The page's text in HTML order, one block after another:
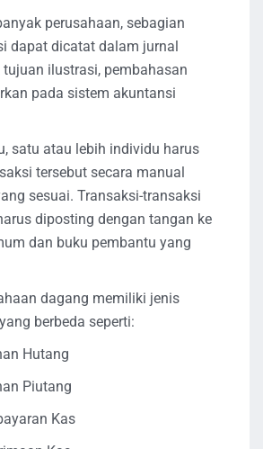
perusahaan, sebagian
dapat dicatat dalam jurnal
tujuan ilustrasi, pembahasan
pada sistem akuntansi
satu atau lebih individu harus
tersebut secara manual
sesuai. Transaksi-transaksi
diposting dengan tangan ke
dan buku pembantu yang
dagang memiliki jenis
berbeda seperti:
Hutang
Piutang
Kas